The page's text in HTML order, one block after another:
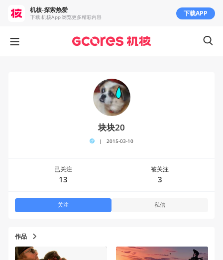
作品
块块20
| 2015-03-10
已关注
13
被关注
3
关注 私信
机核-探索热爱
下载 机核App 浏览更多精彩内容 下载APP